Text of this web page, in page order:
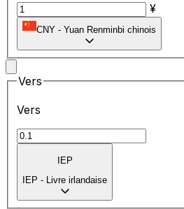
¥
CNY - Yuan Renminbi chinois
Vers
Vers
IEP
IEP - Livre irlandaise